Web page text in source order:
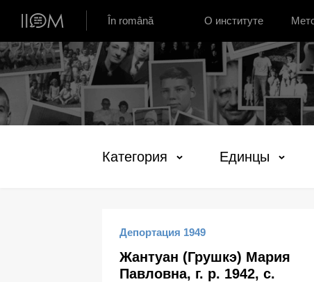
Институт устной истории Молдовы
În română О институте
Категория Единцы
Депортация 1949
Жантуан (Грушкэ) Мария
Павловна, г. р. 1942, с.